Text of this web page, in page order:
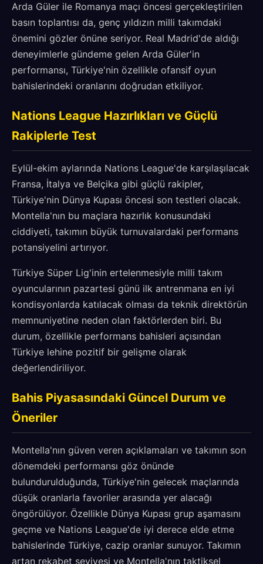
Arda Güler ile Romanya maçı öncesi gerçekleştirilen
basın toplantısı da, genç yıldızın milli takımdaki
önemini gözler önüne seriyor. Real Madrid'de aldığı
deneyimlerle gündeme gelen Arda Güler'in
performansı, Türkiye'nin özellikle ofansif oyun
bahislerindeki oranlarını doğrudan etkiliyor.
Nations League Hazırlıkları ve Güçlü
Rakiplerle Test
Eylül-ekim aylarında Nations League'de karşılaşılacak
Fransa, İtalya ve Belçika gibi güçlü rakipler,
Türkiye'nin Dünya Kupası öncesi son testleri olacak.
Montella'nın bu maçlara hazırlık konusundaki
ciddiyeti, takımın büyük turnuvalardaki performans
potansiyelini artırıyor.
Türkiye Süper Lig'inin ertelenmesiyle milli takım
oyuncularının pazartesi günü ilk antrenmana en iyi
kondisyonlarda katılacak olması da teknik direktörün
memnuniyetine neden olan faktörlerden biri. Bu
durum, özellikle performans bahisleri açısından
Türkiye lehine pozitif bir gelişme olarak
değerlendiriliyor.
Bahis Piyasasındaki Güncel Durum ve
Öneriler
Montella'nın güven veren açıklamaları ve takımın son
dönemdeki performansı göz önünde
bulundurulduğunda, Türkiye'nin gelecek maçlarında
düşük oranlarla favoriler arasında yer alacağı
öngörülüyor. Özellikle Dünya Kupası grup aşamasını
geçme ve Nations League'de iyi derece elde etme
bahislerinde Türkiye, cazip oranlar sunuyor. Takımın
artan rekabet seviyesi ve Montella'nın taktiksel